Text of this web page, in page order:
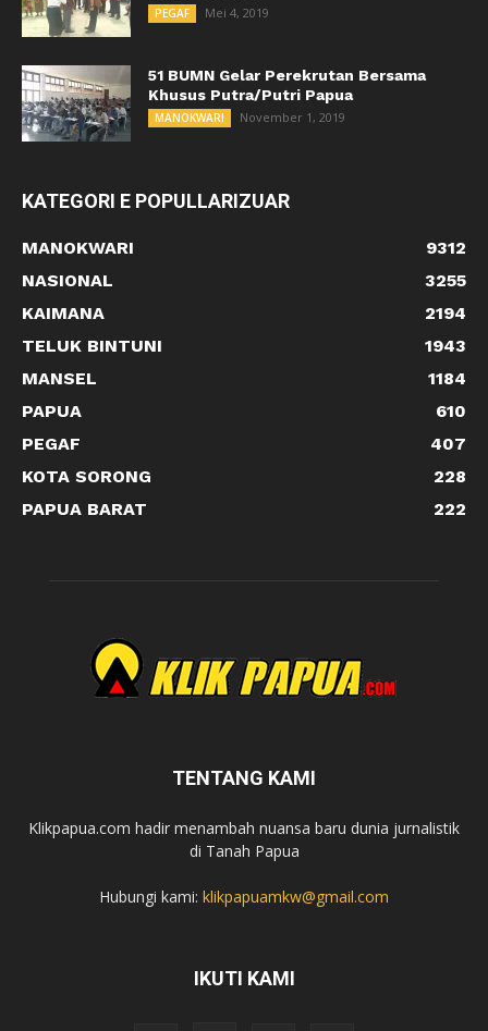
PEGAF Mei 4, 2019
51 BUMN Gelar Perekrutan Bersama
Khusus Putra/Putri Papua
MANOKWARI November 1, 2019
KATEGORI E POPULLARIZUAR
MANOKWARI
9312
NASIONAL
3255
KAIMANA
2194
TELUK BINTUNI
1943
MANSEL
1184
PAPUA
610
PEGAF
407
KOTA SORONG
228
PAPUA BARAT
222
TENTANG KAMI
Klikpapua.com hadir menambah nuansa baru dunia jurnalistik
di Tanah Papua
Hubungi kami: klikpapuamkw@gmail.com
IKUTI KAMI